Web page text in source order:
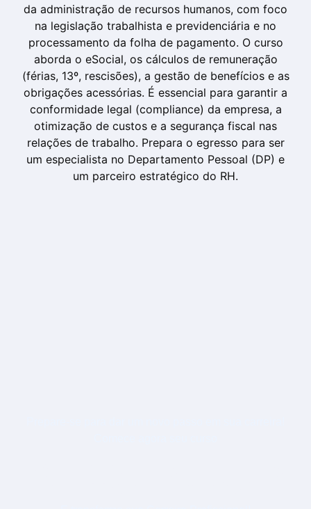
da administração de recursos humanos, com foco
na legislação trabalhista e previdenciária e no
processamento da folha de pagamento. O curso
aborda o eSocial, os cálculos de remuneração
(férias, 13º, rescisões), a gestão de benefícios e as
obrigações acessórias. É essencial para garantir a
conformidade legal (compliance) da empresa, a
otimização de custos e a segurança fiscal nas
relações de trabalho. Prepara o egresso para ser
um especialista no Departamento Pessoal (DP) e
um parceiro estratégico do RH.